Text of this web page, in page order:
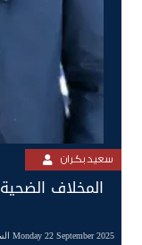
سعيد بكران
المخلاف
Monday 22 September 2025 الساعة 05:11 pm